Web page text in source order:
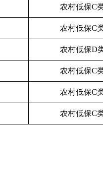
农村低保C
农村低保C
农村低保D
农村低保C
农村低保C
农村低保C